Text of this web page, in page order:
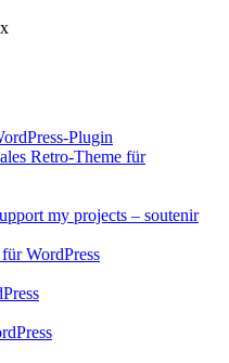
Plugin
Retro-Theme für
my projects – soutenir
WordPress